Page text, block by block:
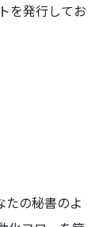
を発行してお
たの秘書のよ